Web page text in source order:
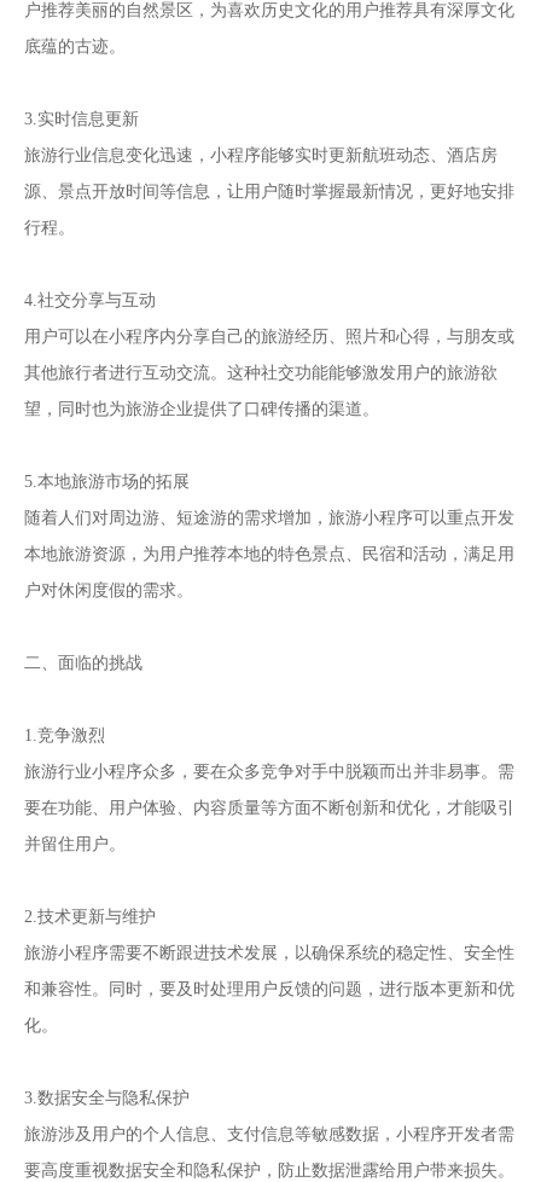
户推荐美丽的自然景区，为喜欢历史文化的用户推荐具有深厚文化
底蕴的古迹。
3.实时信息更新
旅游行业信息变化迅速，小程序能够实时更新航班动态、酒店房
源、景点开放时间等信息，让用户随时掌握最新情况，更好地安排
行程。
4.社交分享与互动
用户可以在小程序内分享自己的旅游经历、照片和心得，与朋友或
其他旅行者进行互动交流。这种社交功能能够激发用户的旅游欲
望，同时也为旅游企业提供了口碑传播的渠道。
5.本地旅游市场的拓展
随着人们对周边游、短途游的需求增加，旅游小程序可以重点开发
本地旅游资源，为用户推荐本地的特色景点、民宿和活动，满足用
户对休闲度假的需求。
二、面临的挑战
1.竞争激烈
旅游行业小程序众多，要在众多竞争对手中脱颖而出并非易事。需
要在功能、用户体验、内容质量等方面不断创新和优化，才能吸引
并留住用户。
2.技术更新与维护
旅游小程序需要不断跟进技术发展，以确保系统的稳定性、安全性
和兼容性。同时，要及时处理用户反馈的问题，进行版本更新和优
化。
3.数据安全与隐私保护
旅游涉及用户的个人信息、支付信息等敏感数据，小程序开发者需
要高度重视数据安全和隐私保护，防止数据泄露给用户带来损失。